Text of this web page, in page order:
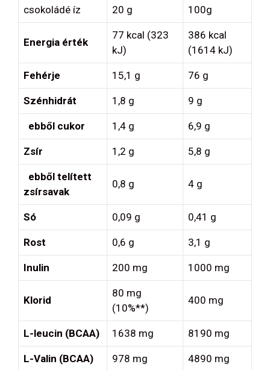
csokoládé íz 20 g 100g
Energia érték
77 kcal (323
kJ)
386 kcal
(1614 kJ)
Fehérje 15,1 g 76 g
Szénhidrát 1,8 g 9 g
ebből cukor 1,4 g 6,9 g
Zsír 1,2 g 5,8 g
ebből telített
zsírsavak
0,8 g 4 g
Só 0,09 g 0,41 g
Rost 0,6 g 3,1 g
Inulin 200 mg 1000 mg
Klorid
80 mg
(10%**)
400 mg
L-leucin (BCAA) 1638 mg 8190 mg
L-Valin (BCAA) 978 mg 4890 mg